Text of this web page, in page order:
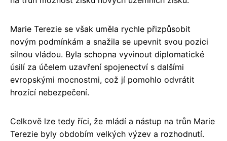
Marie Terezie se však uměla rychle přizpůsobit
novým podmínkám a snažila se upevnit svou pozici
silnou vládou. Byla schopna vyvinout diplomatické
úsilí za účelem uzavření spojenectví s dalšími
evropskými mocnostmi, což jí pomohlo odvrátit
hrozící nebezpečení.
Celkově lze tedy říci, že mládí a nástup na trůn Marie
Terezie byly obdobím velkých výzev a rozhodnutí.